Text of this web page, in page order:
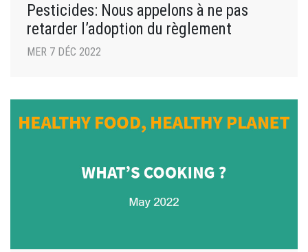
Pesticides: Nous appelons à ne pas
retarder l’adoption du règlement
MER 7 DÉC 2022